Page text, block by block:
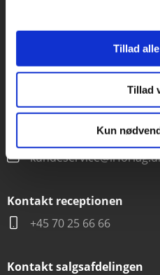
Tillad
Tillad
Kun
CVR 76351910
Kontakt kundeservice
+45 70 22 66 69
Kontakt receptionen
+45 70 25 66 66
Kontakt salgsafdelingen